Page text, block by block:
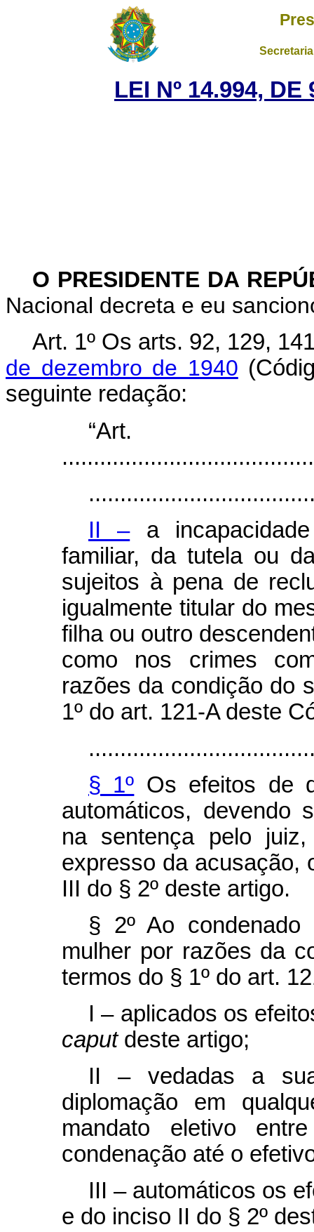
LEI Nº 14.994,
O PRESIDENTE DA
Nacional decreta e eu
Art. 1º Os arts. 92, 129,
de dezembro de 1940
seguinte redação:
II –a
familiar, da tutela ou
sujeitos à pena de
igualmente titular do
filha ou outro
como nos crimes
razões da condição do
1º do art. 121-A deste
§ 1º Os efeitos de
automáticos, devendo
na sentença pelo
expresso da acusação,
III do § 2º deste artigo.
§ 2º Ao
mulher por razões da
termos do § 1º do art.
I – aplicados os
caputdeste artigo;
II – vedadas a
diplomação em
mandato eletivo
condenação até o
III – automáticos os
e do inciso II do § 2º